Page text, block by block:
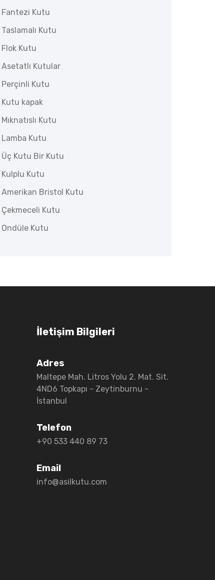
Fantezi Kutu
Taslamalı Kutu
Flok Kutu
Asetatlı Kutular
Perçinli Kutu
Kutu kapak
Mıknatıslı Kutu
Lamba Kutu
Üç Kutu Bir Kutu
Kulplu Kutu
Amerikan Bristol Kutu
Çekmeceli Kutu
Ondüle Kutu
İletişim Bilgileri
Adres
Maltepe Mah. Litros Yolu 2. Mat. Sit.
4ND6 Topkapı - Zeytinburnu -
İstanbul
Telefon
+90 533 440 89 73
Email
info@asilkutu.com